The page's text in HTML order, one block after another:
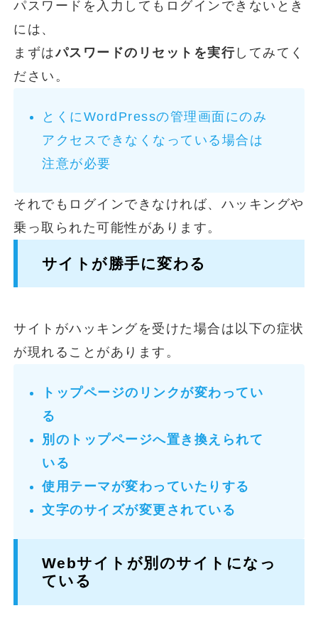
パスワードを入力してもログインできないとき
には、
まずはパスワードのリセットを実行 してみてく
ださい。
とくにWordPressの管理画面にのみ
アクセスできなくなっている場合は
注意が必要
それでもログインできなければ、ハッキングや
乗っ取られた可能性があります。
サイトが勝手に変わる
サイトがハッキングを受けた場合は以下の症状
が現れることがあります。
トップページのリンクが変わってい
る
別のトップページへ置き換えられて
いる
使用テーマが変わっていたりする
文字のサイズが変更されている
Webサイトが別のサイトになっ
ている